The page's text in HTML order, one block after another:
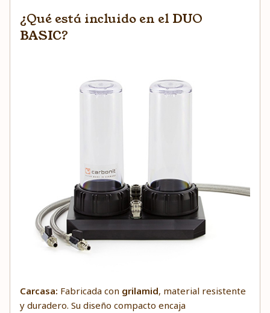
¿Qué está incluido en el DUO
BASIC?
Carcasa: Fabricada con grilamid, material resistente
y duradero. Su diseño compacto encaja